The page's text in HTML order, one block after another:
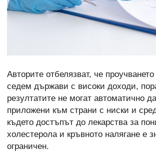
Авторите отбелязват, че
седем държави с високи доходи,
резултатите не могат автоматично
приложени към страни с ниски и
където достъпът до лекарства за
холестерола и кръвното налягане е
ограничен.